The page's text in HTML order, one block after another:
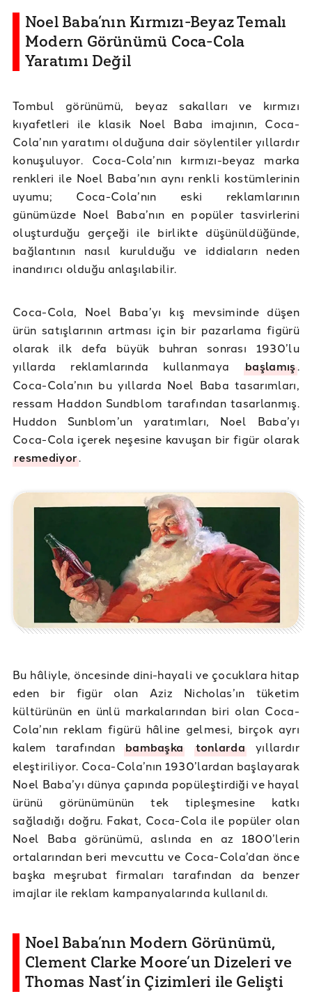
Noel Baba’nın Kırmızı-Beyaz Temalı
Modern Görünümü Coca-Cola
Yaratımı Değil
Tombul görünümü, beyaz sakalları ve kırmızı
kıyafetleri ile klasik Noel Baba imajının, Coca-
Cola’nın yaratımı olduğuna dair söylentiler yıllardır
konuşuluyor. Coca-Cola’nın kırmızı-beyaz marka
renkleri ile Noel Baba’nın aynı renkli kostümlerinin
uyumu; Coca-Cola’nın eski reklamlarının
günümüzde Noel Baba’nın en popüler tasvirlerini
oluşturduğu gerçeği ile birlikte düşünüldüğünde,
bağlantının nasıl kurulduğu ve iddiaların neden
inandırıcı olduğu anlaşılabilir.
Coca-Cola, Noel Baba’yı kış mevsiminde düşen
ürün satışlarının artması için bir pazarlama figürü
olarak ilk defa büyük buhran sonrası 1930’lu
yıllarda reklamlarında kullanmayabaşlamış.
Coca-Cola’nın bu yıllarda Noel Baba tasarımları,
ressam Haddon Sundblom tarafından tasarlanmış.
Huddon Sunblom’un yaratımları, Noel Baba’yı
Coca-Cola içerek neşesine kavuşan bir figür olarak
resmediyor.
Bu hâliyle, öncesinde dini-hayali ve çocuklara hitap
eden bir figür olan Aziz Nicholas’ın tüketim
kültürünün en ünlü markalarından biri olan Coca-
Cola’nın reklam figürü hâline gelmesi, birçok ayrı
kalem tarafından bambaşka tonlarda yıllardır
eleştiriliyor. Coca-Cola’nın 1930’lardan başlayarak
Noel Baba’yı dünya çapında popüleştirdiği ve hayal
ürünü görünümünün tek tipleşmesine katkı
sağladığı doğru. Fakat, Coca-Cola ile popüler olan
Noel Baba görünümü, aslında en az 1800’lerin
ortalarından beri mevcuttu ve Coca-Cola’dan önce
başka meşrubat firmaları tarafından da benzer
imajlar ile reklam kampanyalarında kullanıldı.
Noel Baba’nın Modern Görünümü,
Clement Clarke Moore’un Dizeleri ve
Thomas Nast’in Çizimleri ile Gelişti